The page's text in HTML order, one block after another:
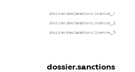
dossier.declarations.license_1
dossier.declarations.license_2
dossier.declarations.license_3
dossier.sanctions